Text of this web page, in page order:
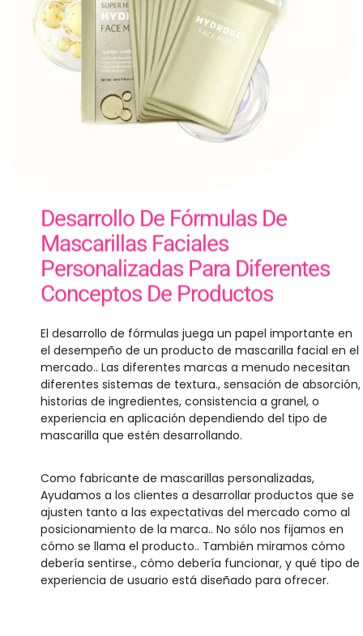
Desarrollo De Fórmulas De
Mascarillas Faciales
Personalizadas Para Diferentes
Conceptos De Productos
El desarrollo de fórmulas juega un papel importante en
el desempeño de un producto de mascarilla facial en el
mercado.. Las diferentes marcas a menudo necesitan
diferentes sistemas de textura., sensación de absorción,
historias de ingredientes, consistencia a granel, o
experiencia en aplicación dependiendo del tipo de
mascarilla que estén desarrollando.
Como fabricante de mascarillas personalizadas,
Ayudamos a los clientes a desarrollar productos que se
ajusten tanto a las expectativas del mercado como al
posicionamiento de la marca.. No sólo nos fijamos en
cómo se llama el producto.. También miramos cómo
debería sentirse., cómo debería funcionar, y qué tipo de
experiencia de usuario está diseñado para ofrecer.